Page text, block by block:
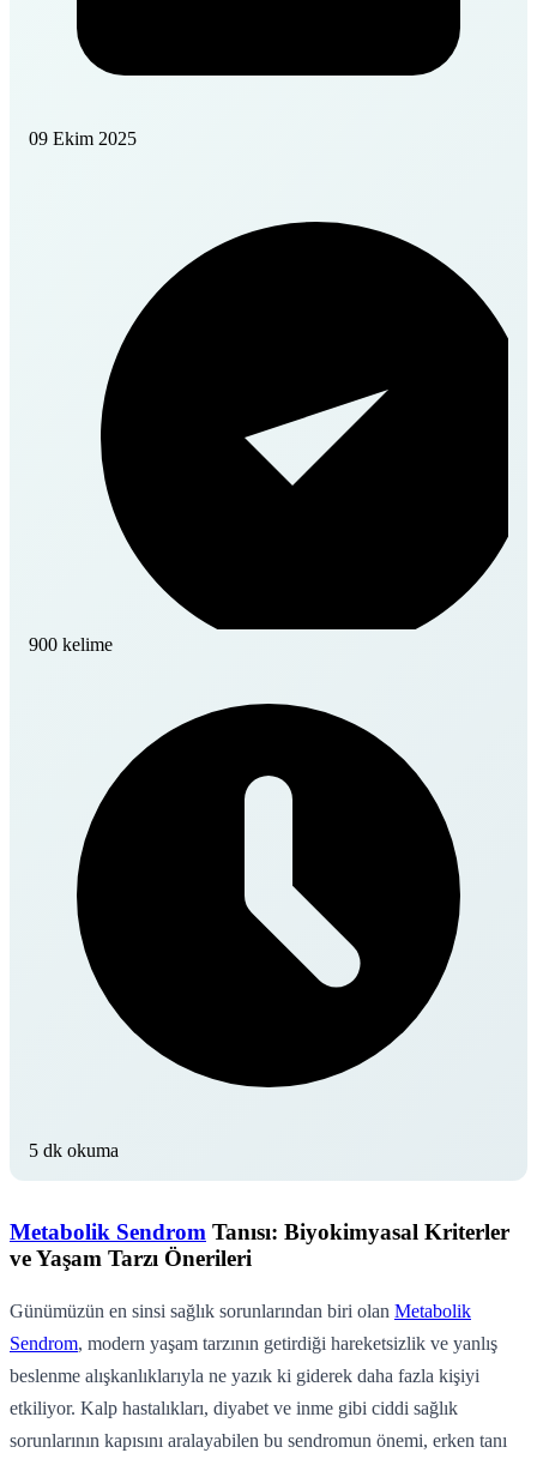
09 Ekim 2025
900 kelime
5 dk okuma
Metabolik Sendrom Tanısı: Biyokimyasal Kriterler
ve Yaşam Tarzı Önerileri
Günümüzün en sinsi sağlık sorunlarından biri olan Metabolik
Sendrom, modern yaşam tarzının getirdiği hareketsizlik ve yanlış
beslenme alışkanlıklarıyla ne yazık ki giderek daha fazla kişiyi
etkiliyor. Kalp hastalıkları, diyabet ve inme gibi ciddi sağlık
sorunlarının kapısını aralayabilen bu sendromun önemi, erken tanı